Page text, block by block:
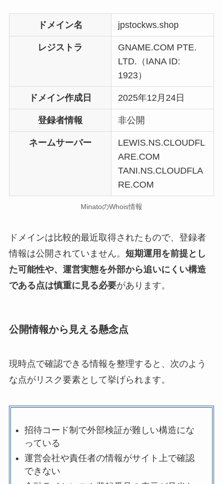
ドメイン名 jpstockws.shop
レジストラ
GNAME.COM PTE.
LTD.（IANA ID:
1923）
ドメイン作成日 2025年12月24日
登録者情報 非公開
ネームサーバー
LEWIS.NS.CLOUDFL
ARE.COM
TANI.NS.CLOUDFLA
RE.COM
MinatoのWhois情報
ドメインは比較的最近取得されたもので、登録者
情報は公開されていません。 短期運用を前提とし
た可能性や、運営実態を外部から追いにくい構造
である点は慎重に見る必要があります。
公開情報から見える懸念点
現時点で確認できる情報を整理すると、次のよう
な点がリスク要素として挙げられます。
招待コード制で外部検証が難しい構造にな
っている
運営会社や責任者の情報がサイト上で確認
できない